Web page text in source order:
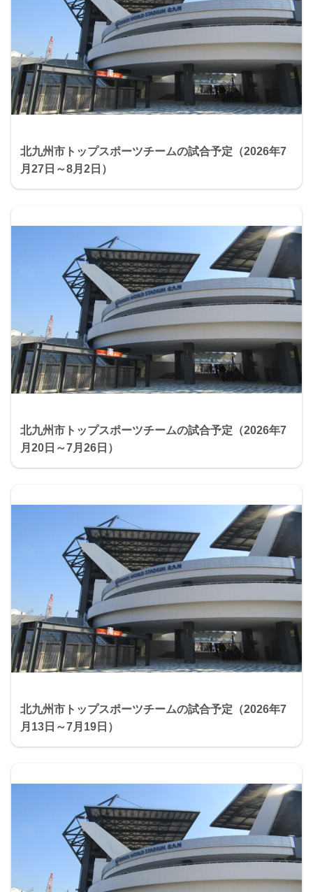
北九州市トップスポーツチームの試合予定（2026年7
月27日～8月2日）
北九州市トップスポーツチームの試合予定（2026年7
月20日～7月26日）
北九州市トップスポーツチームの試合予定（2026年7
月13日～7月19日）